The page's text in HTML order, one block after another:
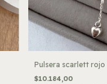
Pulsera scarlett rojo
$10.184,00